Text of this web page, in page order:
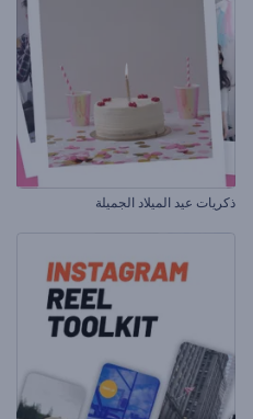
ذكريات عيد الميلاد الجميلة